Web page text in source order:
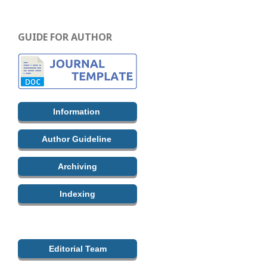
GUIDE FOR AUTHOR
Information
Author Guideline
Archiving
Indexing
Editorial Team